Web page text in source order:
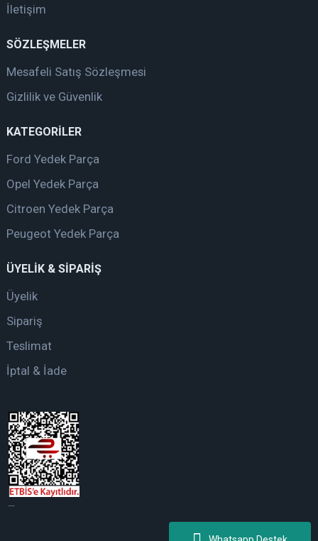
İletişim
SÖZLEŞMELER
Mesafeli Satış Sözleşmesi
Gizlilik ve Güvenlik
KATEGORİLER
Ford Yedek Parça
Opel Yedek Parça
Citroen Yedek Parça
Peugeot Yedek Parça
ÜYELİK & SİPARİŞ
Üyelik
Sipariş
Teslimat
İptal & İade